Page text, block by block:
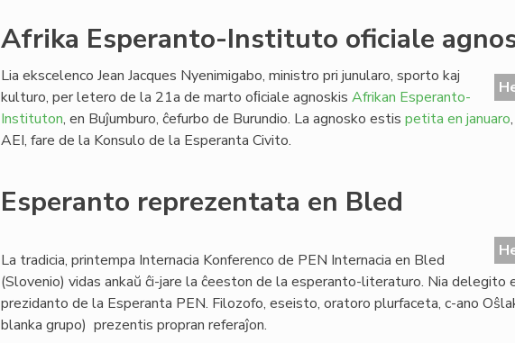
Afrika Esperanto-Instituto oficiale
Lia ekscelenco Jean Jacques Nyenimigabo, ministro pri junularo, sporto kaj
kulturo, per letero de la 21a de marto oﬁciale agnoskis Afrikan Esperanto-
Instituton, en Buĵumburo, ĉefurbo de Burundio. La agnosko estis petita en januaro
AEI, fare de la Konsulo de la Esperanta Civito.
Esperanto reprezentata en Bled
La tradicia, printempa Internacia Konferenco de PEN Internacia en Bled
(Slovenio) vidas ankaŭ ĉi-jare la ĉeeston de la esperanto-literaturo. Nia delegito
prezidanto de la Esperanta PEN. Filozofo, eseisto, oratoro plurfaceta, c-ano
blanka grupo) prezentis propran referaĵon.